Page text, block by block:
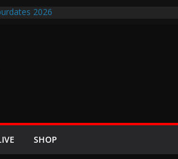
2026
kehrt im Sommer 2026 mit den Nightwish
die europäischen Bühnen
BREEZE 2026 u.a. mit Helloween, In Flames,
und Eisbrecher
mit Britta Görtz / Hiraes: An den Auftritt von
wohl auch noch auf meinem Sterbebett
SHOP